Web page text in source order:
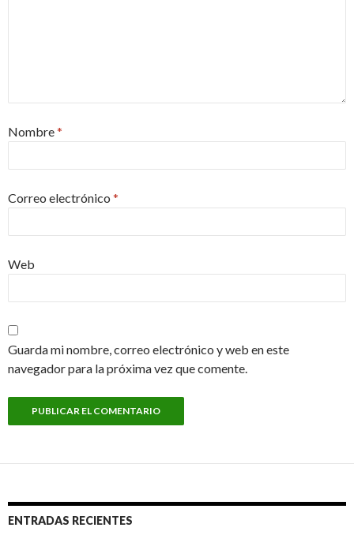
Nombre*
Correo electrónico *
Web
Guarda mi nombre, correo electrónico y web en este
navegador para la próxima vez que comente.
ENTRADAS RECIENTES